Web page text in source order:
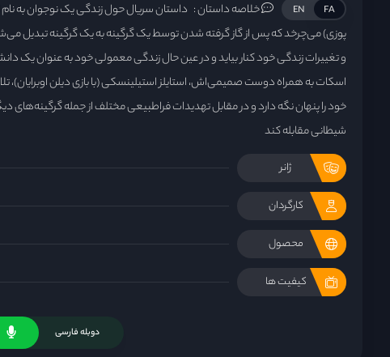
FA
EN خلاصه داستان : داستان سریال حول زندگی یک نوجوان به نام
پوزی) می‌چرخد که پس از گاز گرفته شدن توسط یک گرگینه به یک گرگینه تبدیل
و تغییرات زندگی خود کنار بیاید و در عین حال زندگی معمولی خود به عنوان یک
اسکات به همراه دوست صمیمی‌اش، استایلز استیلینسکی (با بازی دیلن اوبرایان)،
خود را پنهان نگه دارد و در مقابل تهدیدات فراطبیعی مختلف از جمله گرگینه‌های
شیطانی مقابله کند
ژانر
کارگردان
محصول
کیفیت ها
دوبله فارسی